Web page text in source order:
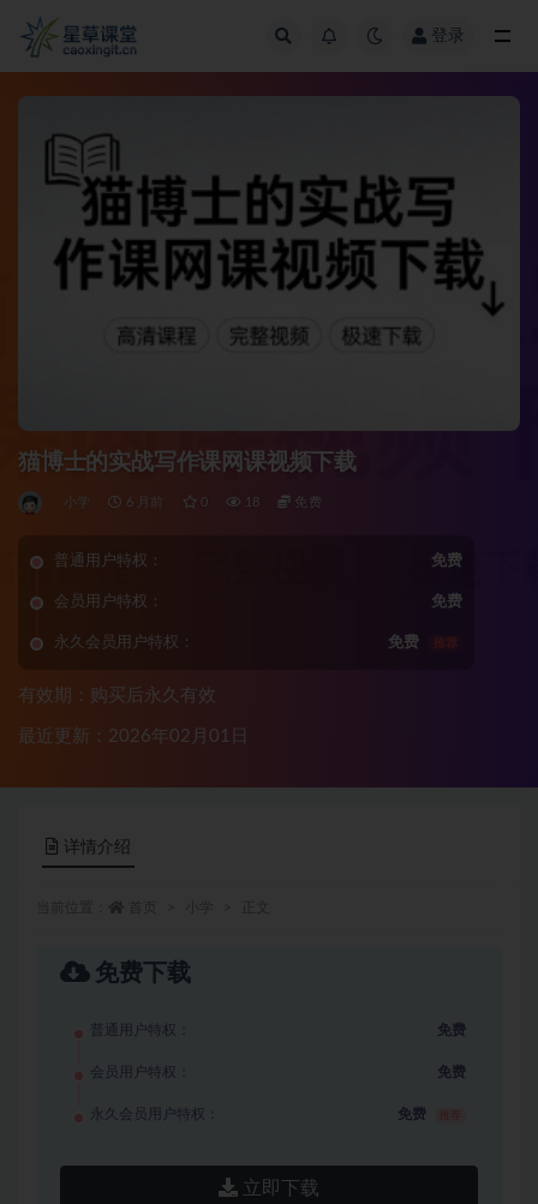
登录
猫博士的实战写作课网课视频下载
小学 6 月前 0 18 免费
普通用户特权： 免费
会员用户特权： 免费
永久会员用户特权： 免费 推荐
有效期：购买后永久有效
最近更新：2026年02月01日
详情介绍
免费下载
普通用户特权： 免费
会员用户特权： 免费
永久会员用户特权： 免费
立即下载